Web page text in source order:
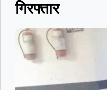
गिरफ्तार